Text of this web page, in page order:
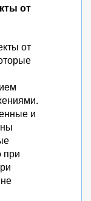
от
от
и
при